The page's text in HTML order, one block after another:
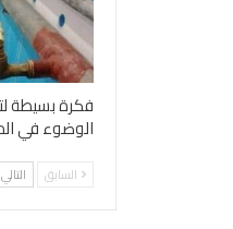
فكرة بسيطة
الوضوء في
السابق التالي